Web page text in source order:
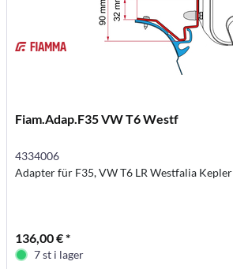
Fiam.Adap.F35 VW T6 Westf
4334006
Adapter für F35, VW T6 LR Westfalia Kepler
136,00 € *
7 st i lager